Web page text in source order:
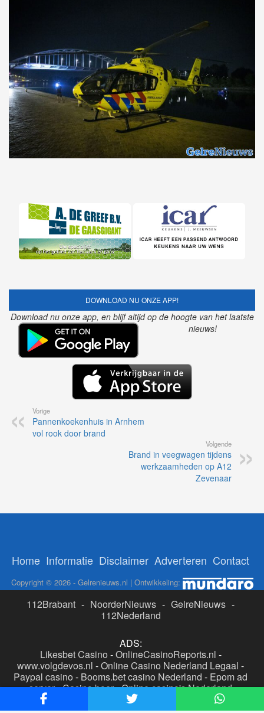
DOWNLOAD NU ONZE APP!
Download nu onze app, en blijf altijd op de hoogte van het laatste
nieuws!
Vorige
Pannenkoekenhuis in Arnhem
vol rook door brand
Volgende
Brand in veegwagen tijdens
werkzaamheden op A12
Zevenaar
Home Informatie Disclaimer Adverteren Contact
Copyright © 2026 - Gelrenieuws.nl | Ontwikkeling:
112Brabant - NoorderNieuws - GelreNieuws -
112Nederland
ADS:
Likesbet Casino -OnlineCasinoReports.nl -
www.volgdevos.nl -Online Casino Nederland Legaal -
Paypal casino - Booms.bet casino Nederland - Epom ad
server-Casino boer-Online casino's Nederland